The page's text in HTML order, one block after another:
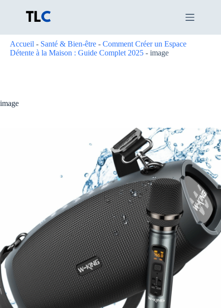
Accueil - Santé & Bien-être - Comment Créer un Espace
Détente à la Maison : Guide Complet 2025 - image
image